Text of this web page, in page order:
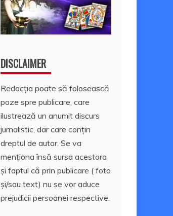
DISCLAIMER
Redacția poate să folosească
poze spre publicare, care
ilustrează un anumit discurs
jurnalistic, dar care conțin
dreptul de autor. Se va
menționa însă sursa acestora
și faptul că prin publicare ( foto
și/sau text) nu se vor aduce
prejudicii persoanei respective.